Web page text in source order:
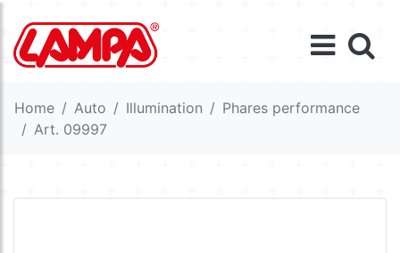
Home Auto Illumination
Phares performance
Art. 09997